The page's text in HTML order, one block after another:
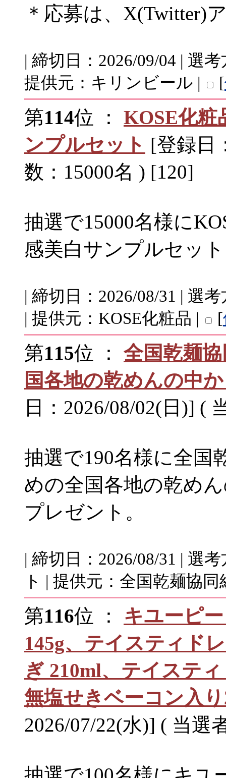
＊応募は、X(Twitter)
| 締切日：2026/09/04 | 選
提供元：キリンビール |
[
第114位 ： KOSE化粧
ンプルセット [登録日
数：15000名 ) [120]
抽選で15000名様に
感美白サンプルセッ
| 締切日：2026/08/31 | 選
| 提供元：KOSE化粧品 |
[
第115位 ： 全国乾麺
国各地の乾めんの中
日：2026/08/02(日)] (
抽選で190名様に全国
めの全国各地の乾め
プレゼント。
| 締切日：2026/08/31 | 選
ト | 提供元：全国乾麺協
第116位 ： キユーピ
145g、テイスティド
ぎ 210ml、テイステ
無塩せきベーコン入
2026/07/22(水)] ( 当選